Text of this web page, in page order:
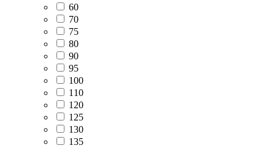
60
70
75
80
90
95
100
110
120
125
130
135